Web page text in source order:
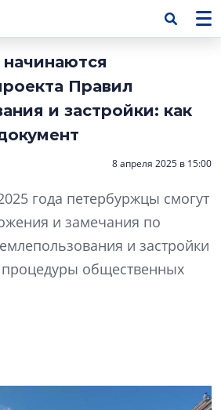
Правил
и застройки: как
8 апреля 2025 в 15:00
года петербуржцы смогут
и замечания по
и застройки
процедуры общественных